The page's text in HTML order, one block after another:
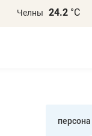
Челны 24.2 °С
персона